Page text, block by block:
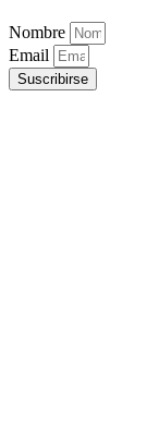
Nombre
Email
Suscribirse